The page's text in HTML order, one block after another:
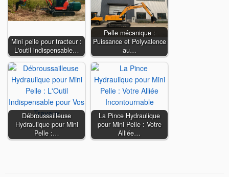
Mini pelle pour tracteur :
L'outil indispensable…
Pelle mécanique :
Puissance et Polyvalence
au…
Débroussailleuse
Hydraulique pour Mini
Pelle :…
La Pince Hydraulique
pour Mini Pelle : Votre
Alliée…